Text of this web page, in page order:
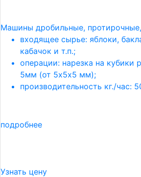
Машины дробильные,
входящее сырье: яблоки,
кабачок и т.п.;
операции: нарезка на кубики
5мм (от 5х5х5 мм);
производительность кг./час:
подробнее
Узнать цену